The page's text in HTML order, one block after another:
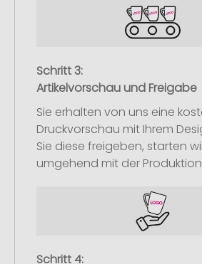
Schritt 3:
Artikelvorschau und Freigabe
Sie erhalten von uns eine
Druckvorschau mit Ihrem
Sie diese freigeben, starten
umgehend mit der
Schritt 4: